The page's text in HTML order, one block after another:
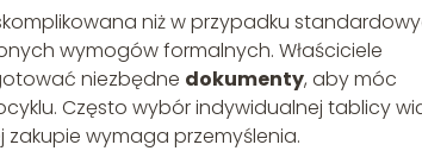
niż w przypadku
wymogów formalnych. Właściciele
niezbędne dokumenty, aby móc
Często wybór indywidualnej tablicy
zakupie wymaga przemyślenia.